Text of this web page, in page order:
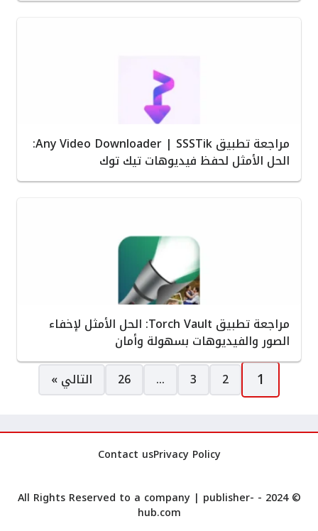
مراجعة تطبيق Any Video Downloader | SSSTik:
الحل الأمثل لحفظ فيديوهات تيك توك
مراجعة تطبيق Torch Vault: الحل الأمثل لإخفاء
الصور والفيديوهات بسهولة وأمان
صفحات:1
2
3
…
26 التالي »
Privacy Policy
Contact us
© 2024 - All Rights Reserved to a company |
publisher-
hub.com